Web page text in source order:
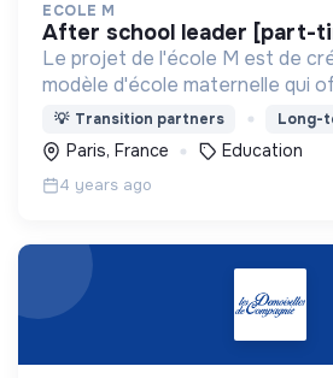
ECOLE M
after school leader [part-
Le projet de l'école M est de
modèle d'école maternelle qui
enfant une éducation
contribue à la réduction des
💡 Transition partners Long-
Paris, France Education
4 years ago